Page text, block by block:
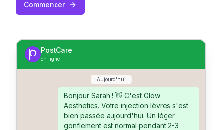
Commencer
PostCare
en ligne
Aujourd'hui
Bonjour Sarah ! 👋 C'est Glow
Aesthetics. Votre injection lèvres s'est
bien passée aujourd'hui. Un léger
gonflement est normal pendant 2-3